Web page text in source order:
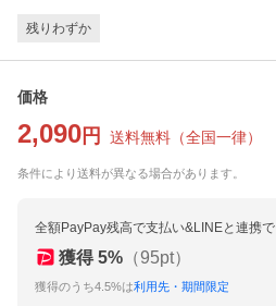
残りわずか
価格
2,090 円 送料無料 （全国一律）
条件により送料が異なる場合があります。
全額PayPay残高で支払い&LINEと連携で
獲得 5% （95pt）
獲得のうち4.5%は利用先・期間限定